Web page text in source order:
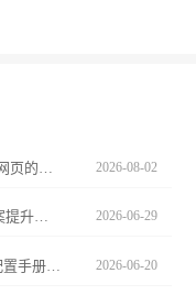
优化Chrome浏览器的网页显示效果，提升网页的清晰度和加载速度。通过调整设置和优化加载项，让浏览器显示更加清晰，加载更加迅速。 2026-08-02
谷歌浏览器下载安装后可通过启动优化方案提升浏览器启动速度，用户可改善性能和响应时间，实现更流畅的浏览体验和高效操作。 2026-06-29
Google Chrome 隐私防护体系的深度加固配置手册。从拦截跨站点跟踪逻辑、物理粉碎交互痕迹及配置高等级沙箱准入准则，为您构建严密的数字办公数据隐私防御防火墙。 2026-06-20